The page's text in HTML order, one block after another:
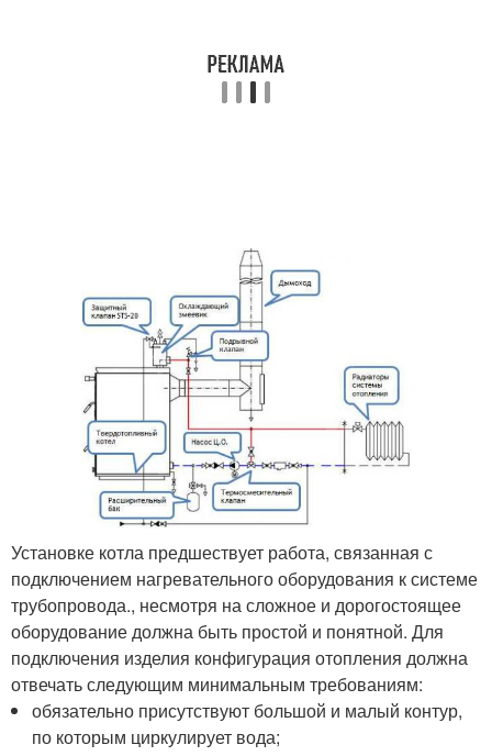
Установке котла предшествует работа, связанная с
подключением нагревательного оборудования к системе
трубопровода., несмотря на сложное и дорогостоящее
оборудование должна быть простой и понятной. Для
подключения изделия конфигурация отопления должна
отвечать следующим минимальным требованиям:
обязательно присутствуют большой и малый контур,
по которым циркулирует вода;